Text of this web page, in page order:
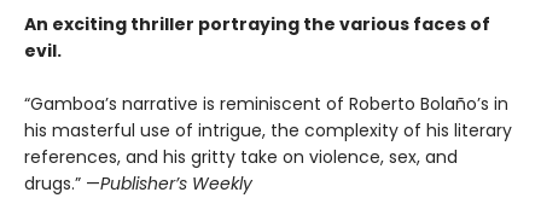
An exciting thriller portraying the various faces of
evil.
“Gamboa’s narrative is reminiscent of Roberto Bolaño’s in
his masterful use of intrigue, the complexity of his literary
references, and his gritty take on violence, sex, and
drugs.” —Publisher’s Weekly